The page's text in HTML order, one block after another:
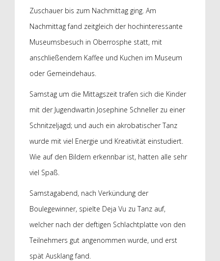
Zuschauer bis zum Nachmittag ging. Am
Nachmittag fand zeitgleich der hochinteressante
Museumsbesuch in Oberrosphe statt, mit
anschließendem Kaffee und Kuchen im Museum
oder Gemeindehaus.
Samstag um die Mittagszeit trafen sich die Kinder
mit der Jugendwartin Josephine Schneller zu einer
Schnitzeljagd; und auch ein akrobatischer Tanz
wurde mit viel Energie und Kreativität einstudiert.
Wie auf den Bildern erkennbar ist, hatten alle sehr
viel Spaß.
Samstagabend, nach Verkündung der
Boulegewinner, spielte Deja Vu zu Tanz auf,
welcher nach der deftigen Schlachtplatte von den
Teilnehmers gut angenommen wurde, und erst
spät Ausklang fand.